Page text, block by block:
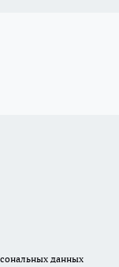
данных